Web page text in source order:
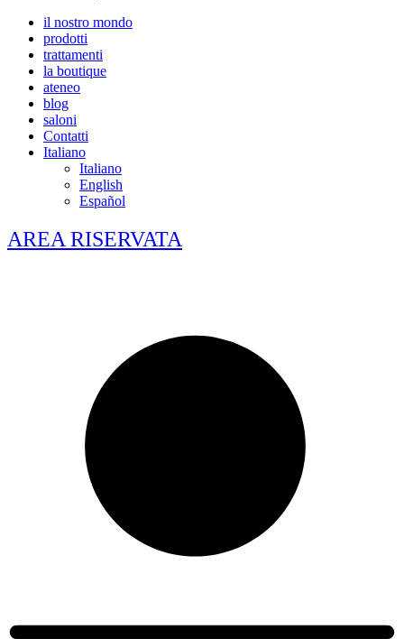
il nostro mondo
prodotti
trattamenti
la boutique
ateneo
blog
saloni
Contatti
Italiano
Italiano
English
Español
AREA RISERVATA